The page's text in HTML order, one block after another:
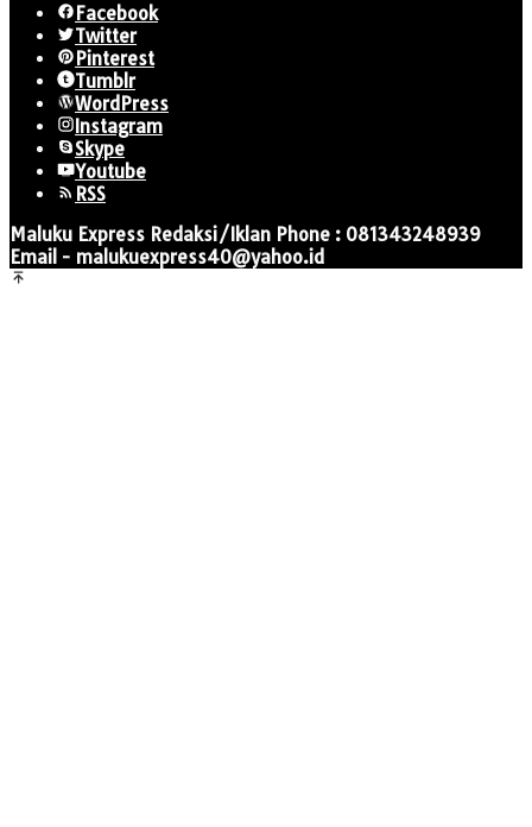
Facebook
Twitter
Pinterest
Tumblr
WordPress
Instagram
Skype
Youtube
RSS
Maluku Express Redaksi/Iklan Phone : 081343248939
Email - malukuexpress40@yahoo.id